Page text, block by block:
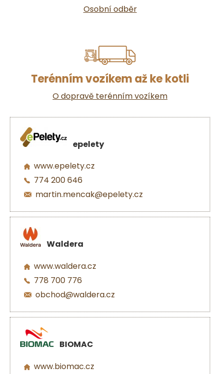
Osobní odběr
Terénním vozíkem až ke kotli
O dopravě terénním vozíkem
epelety
www.epelety.cz
774 200 646
martin.mencak@epelety.cz
Waldera
www.waldera.cz
778 700 776
obchod@waldera.cz
BIOMAC
www.biomac.cz